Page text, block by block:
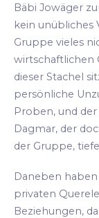
Bäbi Jowäger
kein unübliches
Gruppe vieles
wirtschaftlichen
dieser Stachel
persönliche
Proben, und
Dagmar, der
der Gruppe,
Daneben
privaten
Beziehungen,